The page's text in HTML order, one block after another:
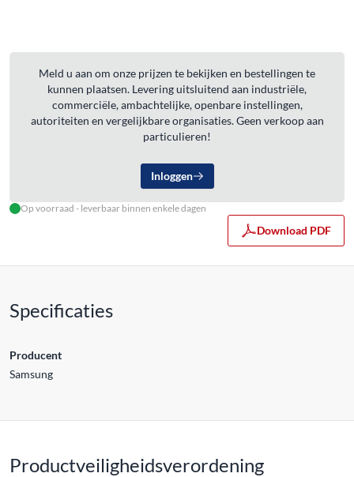
Meld u aan om onze prijzen te bekijken en bestellingen te
kunnen plaatsen. Levering uitsluitend aan industriële,
commerciële, ambachtelijke, openbare instellingen,
autoriteiten en vergelijkbare organisaties. Geen verkoop aan
particulieren!
Inloggen
Op voorraad - leverbaar binnen enkele dagen
Download PDF
Specificaties
Producent
Samsung
Productveiligheidsverordening